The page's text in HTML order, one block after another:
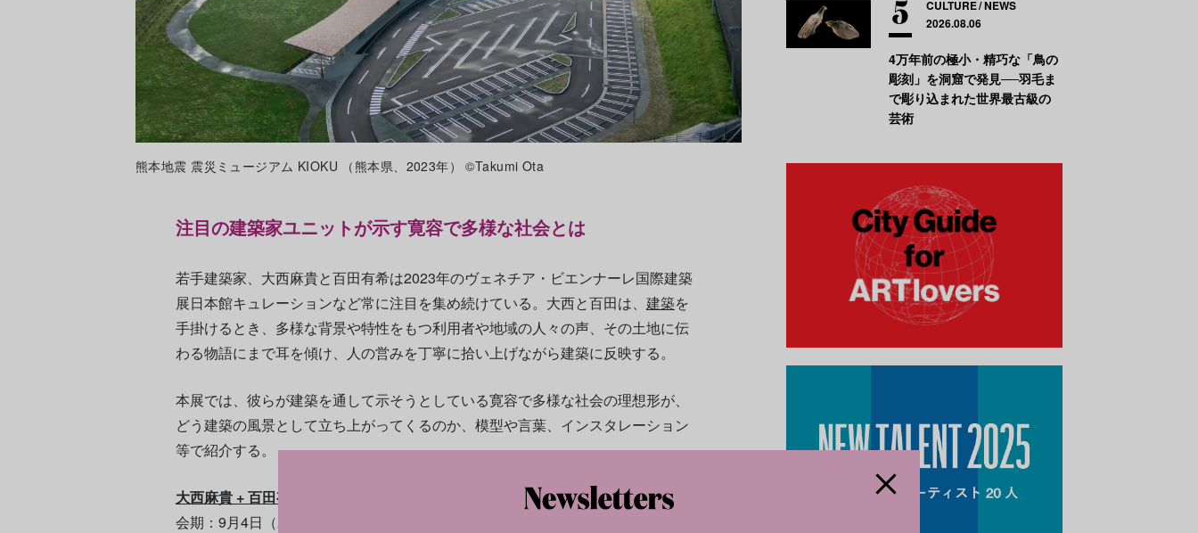
熊本地震 震災ミュージアム KIOKU （熊本県、2023年） ©Takumi Ota
注目の建築家ユニットが示す寛容で多様な社会とは
若手建築家、大西麻貴と百田有希は2023年のヴェネチア・ビエンナーレ国際建築
展日本館キュレーションなど常に注目を集め続けている。大西と百田は、 建築を
手掛けるとき、多様な背景や特性をもつ利用者や地域の人々の声、その土地に伝
わる物語にまで耳を傾け、人の営みを丁寧に拾い上げながら建築に反映する。
本展では、彼らが建築を通して示そうとしている寛容で多様な社会の理想形が、
どう建築の風景として立ち上がってくるのか、模型や言葉、インスタレーション
等で紹介する。
大西麻貴 + 百田有希 「o+h展：⽣きた全体──A Living Whole」
会期：9月4日（水）～11月24日（日）
CULTURE NEWS
2026.08.06
4万年前の極小・精巧な「鳥の
彫刻」を洞窟で発見──羽毛ま
で彫り込まれた世界最古級の
芸術